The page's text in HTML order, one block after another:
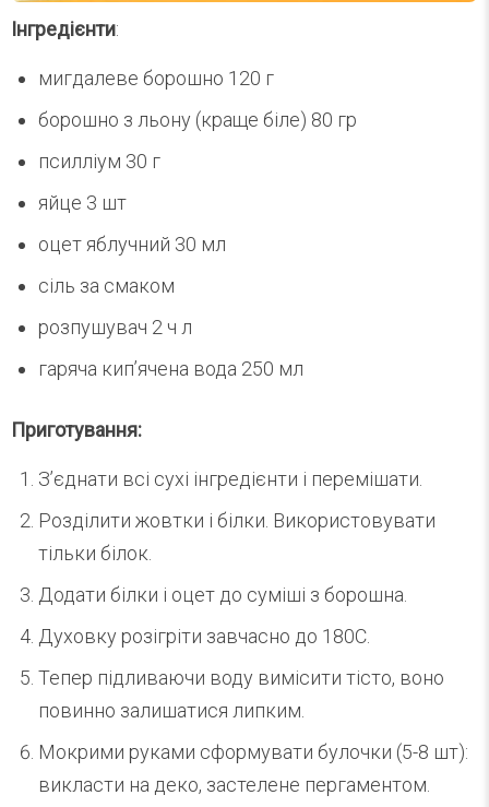
Інгредієнти:
мигдалеве борошно 120 г
борошно з льону (краще біле) 80 гр
псилліум 30 г
яйце 3 шт
оцет яблучний 30 мл
сіль за смаком
розпушувач 2 ч л
гаряча кип’ячена вода 250 мл
Приготування:
З’єднати всі сухі інгредієнти і перемішати.
Розділити жовтки і білки. Використовувати
тільки білок.
Додати білки і оцет до суміші з борошна.
Духовку розігріти завчасно до 180С.
Тепер підливаючи воду вимісити тісто, воно
повинно залишатися липким.
Мокрими руками сформувати булочки (5-8 шт):
викласти на деко, застелене пергаментом.